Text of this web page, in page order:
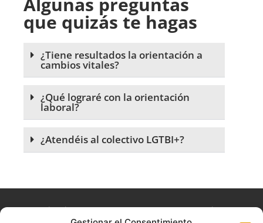
que quizás te hagas
¿Tiene resultados la orientación a
cambios vitales?
¿Qué lograré con la orientación
laboral?
¿Atendéis al colectivo LGTBI+?
La experiencia que queremos que nuestros usuarios